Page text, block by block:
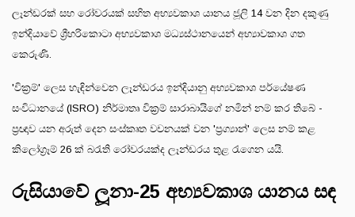
ලෑන්ඩරක් සහ රෝවරයක් සහිත අභ්‍යවකාශ යානය ජූලි 14 වන දින දකුණු
ඉන්දියාවේ ශ්‍රීහරිකොටා අභ්‍යවකාශ මධ්‍යස්ථානයෙන් අභ්‍යාවකාශ ගත
කෙරුණි.
'වික්‍රම්' ලෙස හැඳින්වෙන ලෑන්ඩරය ඉන්දියානු අභ්‍යවකාශ පර්යේෂණ
සංවිධානයේ (ISRO) නිර්මාතෘ වික්‍රම් සාරාබායිගේ නමින් නම් කර තිබේ -
ප්‍රඥාව යන අරුත් දෙන සංස්කෘත වචනයක් වන 'ප්‍රග්‍යාන්' ලෙස නම් කළ
කිලෝග්‍රෑම් 26 ක් බරැති රෝවරයක්ද ලෑන්ඩරය තුළ රැගෙන යයි.
රුසියාවේ ලූනා-25 අභ්‍යවකාශ යානය සඳ